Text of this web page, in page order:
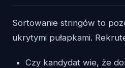
Sortowanie stringów to
ukrytymi pułapkami.
Czy kandydat wie, że